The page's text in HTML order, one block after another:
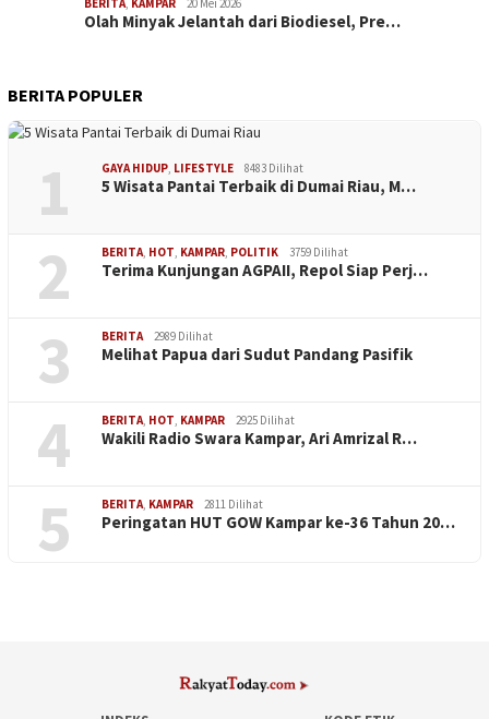
BERITA, KAMPAR 20 Mei 2026
Olah Minyak Jelantah dari Biodiesel, Pre…
BERITA POPULER
1 GAYA HIDUP, LIFESTYLE 8483 Dilihat
5 Wisata Pantai Terbaik di Dumai Riau, M…
2 BERITA, HOT, KAMPAR, POLITIK 3759 Dilihat
Terima Kunjungan AGPAII, Repol Siap Perj…
3 BERITA 2989 Dilihat
Melihat Papua dari Sudut Pandang Pasifik
4 BERITA, HOT, KAMPAR 2925 Dilihat
Wakili Radio Swara Kampar, Ari Amrizal R…
5 BERITA, KAMPAR 2811 Dilihat
Peringatan HUT GOW Kampar ke-36 Tahun 20…